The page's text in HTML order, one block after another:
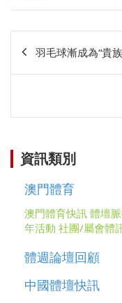
章
羽毛球漸成為“貴
資訊類別
澳門體育
澳門體育快訊 體壇
年活動 社團/屬會體
體週論壇回顧
中國體壇快訊